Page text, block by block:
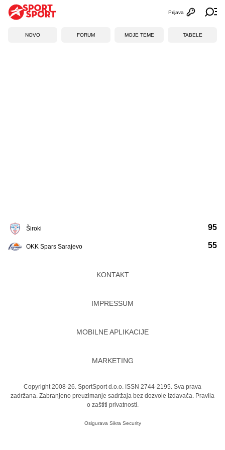
Otvori
Prijava
NOVO FORUM MOJE TEME TABELE
Široki
OKK Spars Sarajevo
95
55
KONTAKT
IMPRESSUM
MOBILNE APLIKACIJE
MARKETING
Copyright 2008-26. SportSport d.o.o. ISSN 2744-2195. Sva prava
zadržana. Zabranjeno preuzimanje sadržaja bez dozvole izdavača. Pravila
o zaštiti privatnosti.
Osigurava Sikra Security